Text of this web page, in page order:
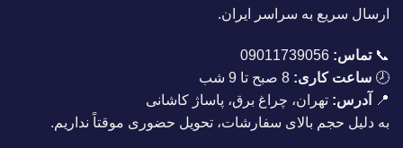
ارسال سریع به سراسر ایران.
📞تماس: 09011739056
🕗 ساعت کاری:
📍
آدرس: تهران، چراغ برق، پاساژ کاشانی
به دلیل حجم بالای سفارشات، تحویل حضوری موقتاً نداریم.